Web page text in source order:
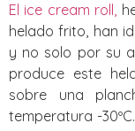
El ice cream roll,
helado frito, han
y no solo por su
produce este
sobre una
temperatura -